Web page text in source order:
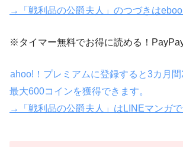
→「戦利品の公爵夫人」のつづきは
※タイマー無料でお得に読める！PayPay
ahoo!！プレミアムに登録すると3カ月
最大600コインを獲得できます。
→「戦利品の公爵夫人」はLINEマンガで